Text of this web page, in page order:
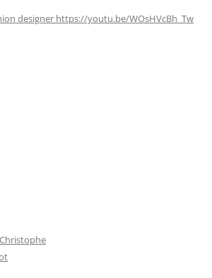
designer https://youtu.be/WOsHVcBh_Tw